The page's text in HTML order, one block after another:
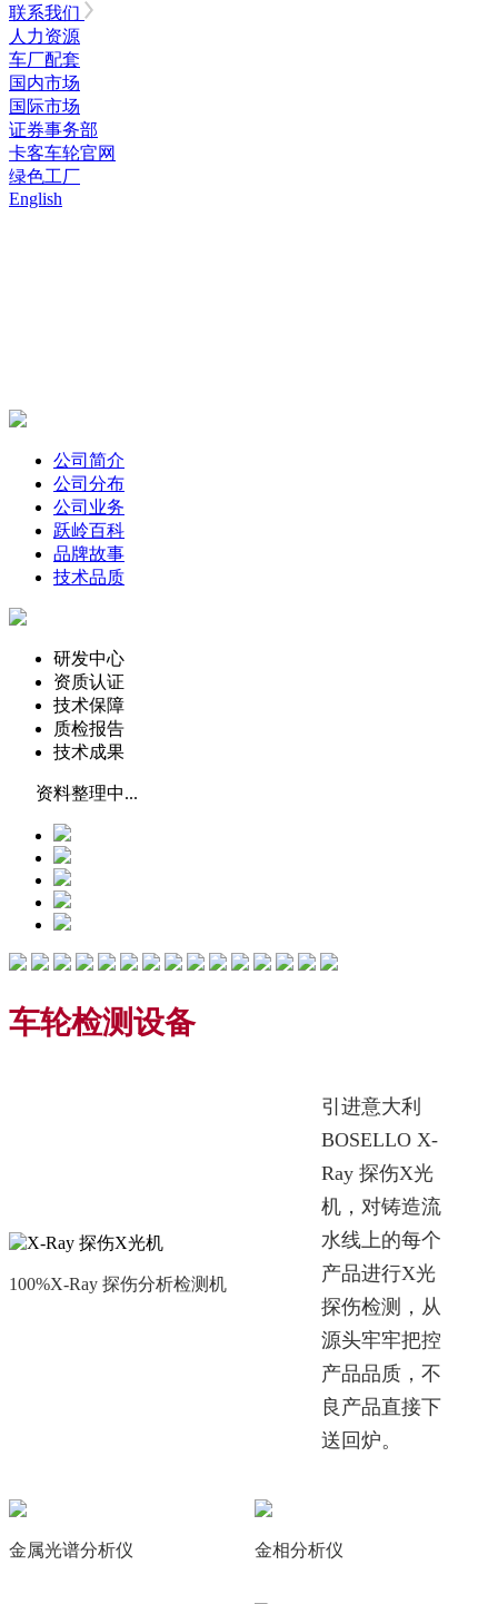
联系我们
人力资源
车厂配套
国内市场
国际市场
证券事务部
卡客车轮官网
绿色工厂
English
公司简介
公司分布
公司业务
跃岭百科
品牌故事
技术品质
研发中心
资质认证
技术保障
质检报告
技术成果
资料整理中...
车轮检测设备
100%X-Ray 探伤分析检测机
引进意大利
BOSELLO X-
Ray 探伤X光
机，对铸造流
水线上的每个
产品进行X光
探伤检测，从
源头牢牢把控
产品品质，不
良产品直接下
送回炉。
金属光谱分析仪 金相分析仪